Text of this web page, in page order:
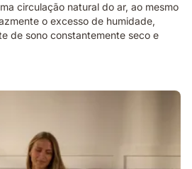
circulação natural do ar, ao mesmo
o excesso de humidade,
de sono constantemente seco e